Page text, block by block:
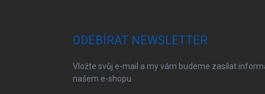
ODEBÍRAT NEWSLETTER
Vložte svůj e-mail a my vám budeme zasílat
našem e-shopu.